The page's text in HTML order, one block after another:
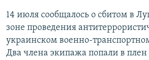
14 июля сообщалось о сбитом в
зоне проведения
украинском военно-
Два члена экипажа попали в плен